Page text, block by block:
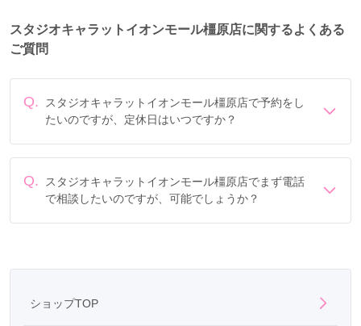
スタジオキャラットイオンモール橿原店に関するよくある
ご質問
Q.
スタジオキャラットイオンモール橿原店で予約をし
たいのですが、定休日はいつですか？
Q.
スタジオキャラットイオンモール橿原店でまず電話
で相談したいのですが、可能でしょうか？
ショップTOP